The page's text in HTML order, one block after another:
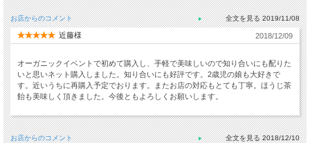
お店からのコメント 2019/11/08
近藤様 2018/12/09
オーガニックイベントで初めて購入し、手軽で美味しいので知り合いにも配りた
いと思いネット購入しました。知り合いにも好評です。2歳児の娘も大好きで
す。近いうちに再購入予定でおります。またお店の対応もとても丁寧。ほうじ茶
飴も美味しく頂きました。今後ともよろしくお願いします。
お店からのコメント 2018/12/10